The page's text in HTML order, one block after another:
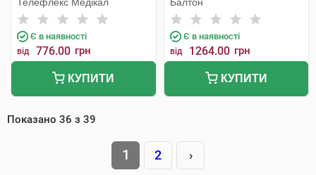
Є в наявності
від 776.00 грн
КУПИТИ
Є в наявності
від 1264.00 грн
КУПИТИ
Показано 36 з 39
1 2 ›